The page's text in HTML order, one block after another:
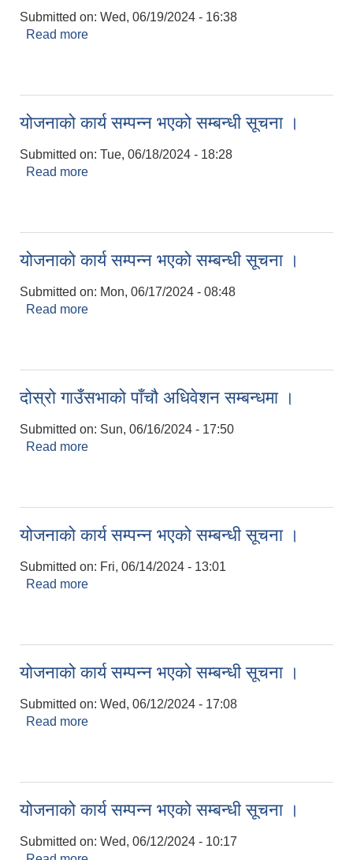
Submitted on: Wed, 06/19/2024 - 16:38
Read more
योजनाको कार्य सम्पन्न भएको सम्बन्धी सूचना ।
Submitted on: Tue, 06/18/2024 - 18:28
Read more
योजनाको कार्य सम्पन्न भएको सम्बन्धी सूचना ।
Submitted on: Mon, 06/17/2024 - 08:48
Read more
दोस्रो गाउँसभाको पाँचौ अधिवेशन सम्बन्धमा ।
Submitted on: Sun, 06/16/2024 - 17:50
Read more
योजनाको कार्य सम्पन्न भएको सम्बन्धी सूचना ।
Submitted on: Fri, 06/14/2024 - 13:01
Read more
योजनाको कार्य सम्पन्न भएको सम्बन्धी सूचना ।
Submitted on: Wed, 06/12/2024 - 17:08
Read more
योजनाको कार्य सम्पन्न भएको सम्बन्धी सूचना ।
Submitted on: Wed, 06/12/2024 - 10:17